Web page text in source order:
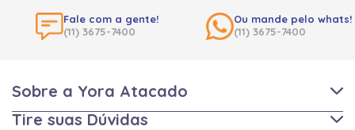
Fale com a gente!
(11) 3675-7400
Ou mande pelo whats!
(11) 3675-7400
Sobre a Yora Atacado
Tire suas Dúvidas